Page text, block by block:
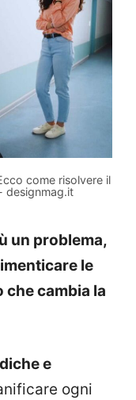
come risolvere il
designmag.it
un problema,
le
cambia la
e
ogni